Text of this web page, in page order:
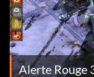
Alerte Rouge